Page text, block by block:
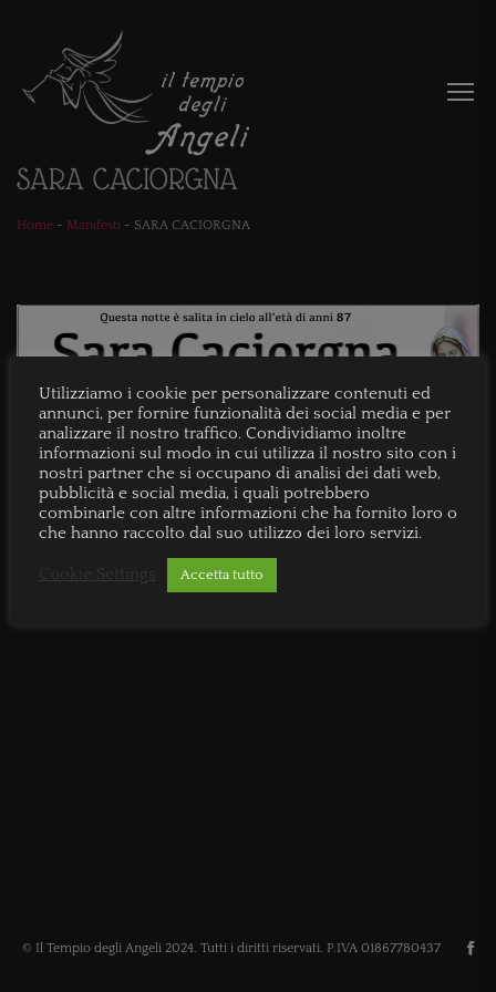
SARA CACIORGNA
Home - Manifesti - SARA CACIORGNA
© Il Tempio degli Angeli 2024. Tutti i diritti riservati. P.IVA 01867780437
Utilizziamo i cookie per personalizzare contenuti ed
annunci, per fornire funzionalità dei social media e per
analizzare il nostro traffico. Condividiamo inoltre
informazioni sul modo in cui utilizza il nostro sito con i
nostri partner che si occupano di analisi dei dati web,
pubblicità e social media, i quali potrebbero
combinarle con altre informazioni che ha fornito loro o
che hanno raccolto dal suo utilizzo dei loro servizi.
Accetta tutto